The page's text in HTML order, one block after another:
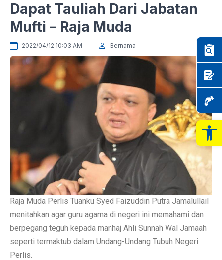
Dapat Tauliah Dari Jabatan
Mufti – Raja Muda
2022/04/12 10:03 AM Bernama
Raja Muda Perlis Tuanku Syed Faizuddin Putra Jamalullail
menitahkan agar guru agama di negeri ini memahami dan
berpegang teguh kepada manhaj Ahli Sunnah Wal Jamaah
seperti termaktub dalam Undang-Undang Tubuh Negeri
Perlis.